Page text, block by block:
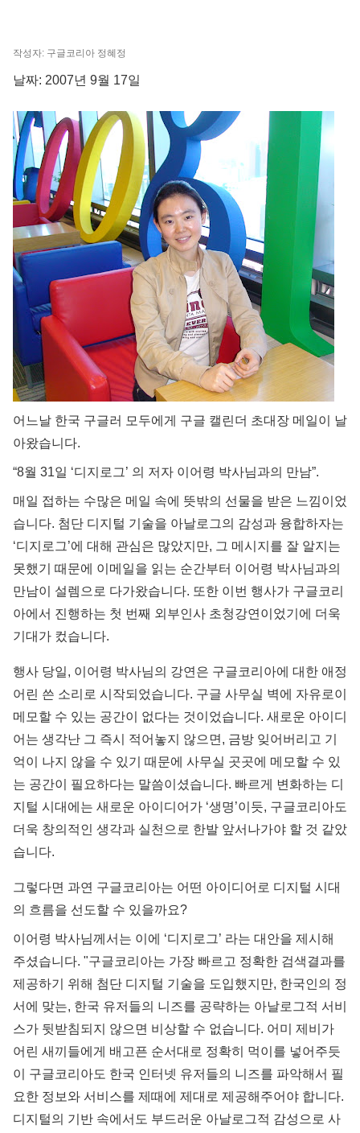
작성자: 구글코리아 정혜정
날짜: 2007년 9월 17일
어느날 한국 구글러 모두에게 구글 캘린더 초대장 메일이 날
아왔습니다.
“8월 31일 ‘디지로그’ 의 저자 이어령 박사님과의 만남”.
매일 접하는 수많은 메일 속에 뜻밖의 선물을 받은 느낌이었
습니다. 첨단 디지털 기술을 아날로그의 감성과 융합하자는
‘디지로그’에 대해 관심은 많았지만, 그 메시지를 잘 알지는
못했기 때문에 이메일을 읽는 순간부터 이어령 박사님과의
만남이 설렘으로 다가왔습니다. 또한 이번 행사가 구글코리
아에서 진행하는 첫 번째 외부인사 초청강연이었기에 더욱
기대가 컸습니다.
행사 당일, 이어령 박사님의 강연은 구글코리아에 대한 애정
어린 쓴 소리로 시작되었습니다. 구글 사무실 벽에 자유로이
메모할 수 있는 공간이 없다는 것이었습니다. 새로운 아이디
어는 생각난 그 즉시 적어놓지 않으면, 금방 잊어버리고 기
억이 나지 않을 수 있기 때문에 사무실 곳곳에 메모할 수 있
는 공간이 필요하다는 말씀이셨습니다. 빠르게 변화하는 디
지털 시대에는 새로운 아이디어가 ‘생명’이듯, 구글코리아도
더욱 창의적인 생각과 실천으로 한발 앞서나가야 할 것 같았
습니다.
그렇다면 과연 구글코리아는 어떤 아이디어로 디지털 시대
의 흐름을 선도할 수 있을까요?
이어령 박사님께서는 이에 ‘디지로그’ 라는 대안을 제시해
주셨습니다. "구글코리아는 가장 빠르고 정확한 검색결과를
제공하기 위해 첨단 디지털 기술을 도입했지만, 한국인의 정
서에 맞는, 한국 유저들의 니즈를 공략하는 아날로그적 서비
스가 뒷받침되지 않으면 비상할 수 없습니다. 어미 제비가
어린 새끼들에게 배고픈 순서대로 정확히 먹이를 넣어주듯
이 구글코리아도 한국 인터넷 유저들의 니즈를 파악해서 필
요한 정보와 서비스를 제때에 제대로 제공해주어야 합니다.
디지털의 기반 속에서도 부드러운 아날로그적 감성으로 사